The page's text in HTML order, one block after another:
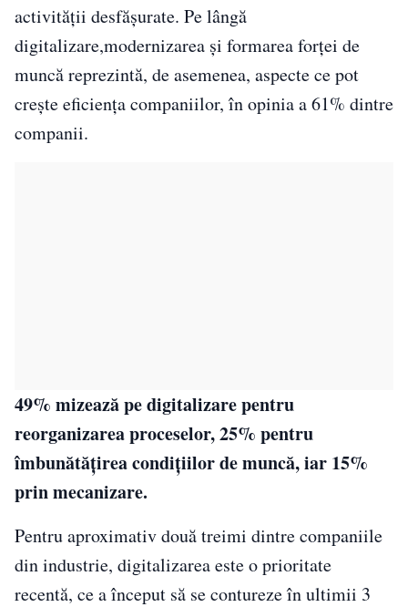
activității desfășurate. Pe lângă
digitalizare,modernizarea și formarea forței de
muncă reprezintă, de asemenea, aspecte ce pot
crește eficiența companiilor, în opinia a 61% dintre
companii.
49% mizează pe digitalizare pentru
reorganizarea proceselor, 25% pentru
îmbunătățirea condițiilor de muncă, iar 15%
prin mecanizare.
Pentru aproximativ două treimi dintre companiile
din industrie, digitalizarea este o prioritate
recentă, ce a început să se contureze în ultimii 3